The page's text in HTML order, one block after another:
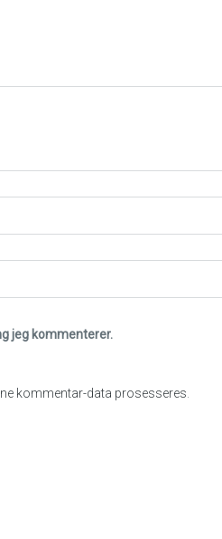
jeg kommenterer.
kommentar-data prosesseres